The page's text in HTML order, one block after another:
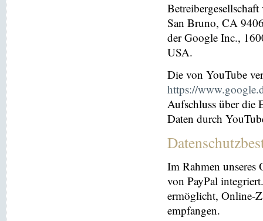
San Bruno, CA
der Google Inc.,
USA.
Die von YouTube
https://
Aufschluss über die
Daten durch
Im Rahmen unseres
von PayPal
ermöglicht, Online-
empfangen.